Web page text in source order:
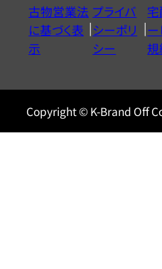
ヤ
ル
古物営業法
に基づく表
示
プライバ
シーポリ
シー
ー
規
Copyright © K-Brand Off